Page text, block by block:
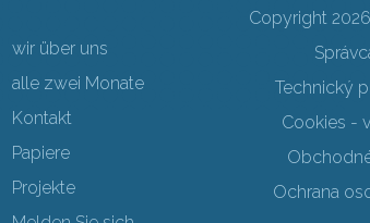
wir über uns
alle zwei Monate
Kontakt
Papiere
Projekte
Copyright
Technický
Cookies -
Ochrana